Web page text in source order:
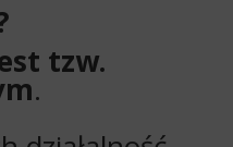
tzw.
.